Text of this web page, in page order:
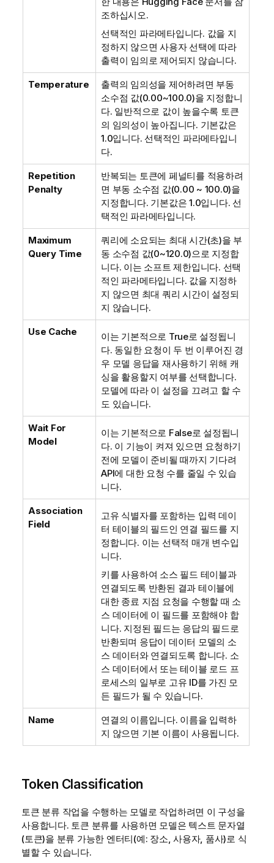
조하십시오.
선택적인 파라메타입니다. 값을 지
정하지 않으면 사용자 선택에 따라
출력이 임의로 제어되지 않습니다.
Temperature
출력의 임의성을 제어하려면 부동
소수점 값(0.00~100.0)을 지정합니
다. 일반적으로 값이 높을수록 토큰
의 임의성이 높아집니다. 기본값은
1.0입니다. 선택적인 파라메타입니
다.
Repetition
Penalty
반복되는 토큰에 페널티를 적용하려
면 부동 소수점 값(0.00 ~ 100.0)을
지정합니다. 기본값은 1.0입니다. 선
택적인 파라메타입니다.
Maximum
Query Time
쿼리에 소요되는 최대 시간(초)을 부
동 소수점 값(0~120.0)으로 지정합
니다. 이는 소프트 제한입니다. 선택
적인 파라메타입니다. 값을 지정하
지 않으면 최대 쿼리 시간이 설정되
지 않습니다.
Use Cache
이는 기본적으로 True로 설정됩니
다. 동일한 요청이 두 번 이루어진 경
우 모델 응답을 재사용하기 위해 캐
싱을 활용할지 여부를 선택합니다.
모델에 따라 이 설정을 끄려고 할 수
도 있습니다.
Wait For
Model
이는 기본적으로 False로 설정됩니
다. 이 기능이 켜져 있으면 요청하기
전에 모델이 준비될 때까지 기다려
API에 대한 요청 수를 줄일 수 있습
니다.
Association
Field
고유 식별자를 포함하는 입력 데이
터 테이블의 필드인 연결 필드를 지
정합니다. 이는 선택적 매개 변수입
니다.
키를 사용하여 소스 필드 테이블과
연결되도록 반환된 결과 테이블에
대한 종료 지점 요청을 수행할 때 소
스 데이터에 이 필드를 포함해야 합
니다. 지정된 필드는 응답의 필드로
반환되며 응답이 데이터 모델의 소
스 데이터와 연결되도록 합니다. 소
스 데이터에서 또는 테이블 로드 프
로세스의 일부로 고유 ID를 가진 모
든 필드가 될 수 있습니다.
Name
연결의 이름입니다. 이름을 입력하
지 않으면 기본 이름이 사용됩니다.
Token Classification
토큰 분류 작업을 수행하는 모델로 작업하려면 이 구성을
사용합니다. 토큰 분류를 사용하면 모델은 텍스트 문자열
(토큰)을 분류 가능한 엔터티(예: 장소, 사용자, 품사)로 식
별할 수 있습니다.